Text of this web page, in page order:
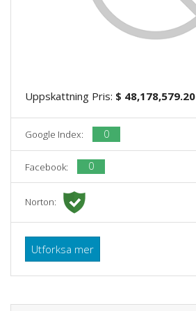
Uppskattning Pris: $ 48,178,579.20
Google Index: 0
Facebook: 0
Norton:
Utforksa mer